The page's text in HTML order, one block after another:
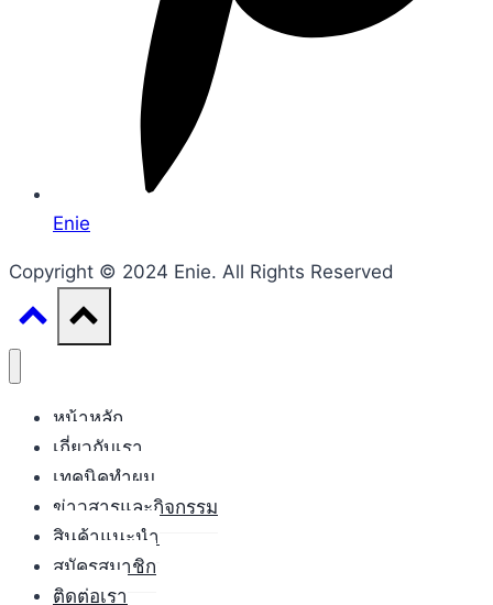
Enie
Copyright © 2024 Enie. All Rights Reserved
หน้าหลัก
เกี่ยวกับเรา
เทคนิคทำผม
ข่าวสารและกิจกรรม
สินค้าแนะนำ
สมัครสมาชิก
ติดต่อเรา